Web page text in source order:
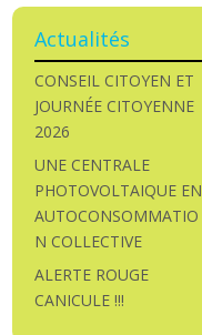
Actualités
CONSEIL CITOYEN ET
JOURNÉE CITOYENNE
2026
UNE CENTRALE
PHOTOVOLTAIQUE EN
AUTOCONSOMMATIO
N COLLECTIVE
ALERTE ROUGE
CANICULE !!!